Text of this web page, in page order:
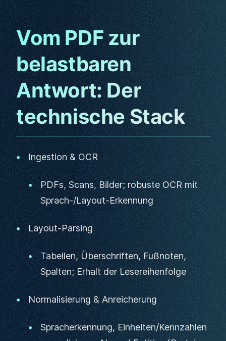
Vom PDF zur
belastbaren
Antwort: Der
technische Stack
Ingestion & OCR
PDFs, Scans, Bilder; robuste OCR mit
Sprach-/Layout-Erkennung
Layout-Parsing
Tabellen, Überschriften, Fußnoten,
Spalten; Erhalt der Lesereihenfolge
Normalisierung & Anreicherung
Spracherkennung, Einheiten/Kennzahlen